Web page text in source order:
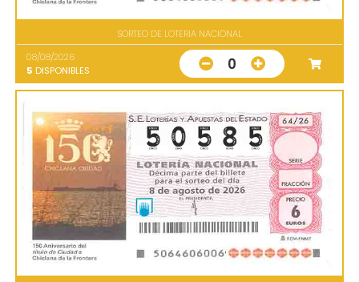
SORTEO DE LOTERIA NACIONAL
08/08/2026
5 DISPONIBLES 0